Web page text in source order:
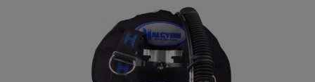
éligibles)